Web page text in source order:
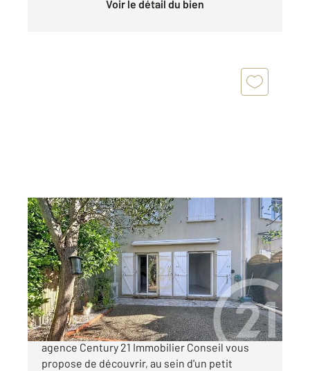
Voir le détail du bien
LE CANNET 06
89,01 m2, 4 pièces
Ref : 53956
Maison à vendre
425 000 €
LE CANNET LIMITE CANNES LA BOCCA : Votre
agence Century 21 Immobilier Conseil vous
propose de découvrir, au sein d'un petit